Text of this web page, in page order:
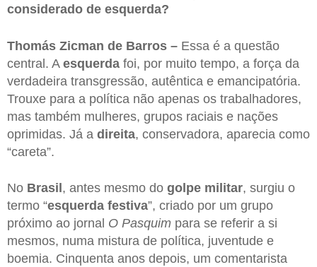
considerado de esquerda?
Thomás Zicman de Barros – Essa é a questão
central. A esquerda foi, por muito tempo, a força da
verdadeira transgressão, autêntica e emancipatória.
Trouxe para a política não apenas os trabalhadores,
mas também mulheres, grupos raciais e nações
oprimidas. Já a direita, conservadora, aparecia como
“careta”.
No Brasil , antes mesmo do golpe militar, surgiu o
termo “esquerda festiva”, criado por um grupo
próximo ao jornal O Pasquim para se referir a si
mesmos, numa mistura de política, juventude e
boemia. Cinquenta anos depois, um comentarista